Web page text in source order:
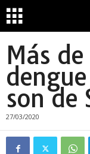
Más
son de
27/03/2020